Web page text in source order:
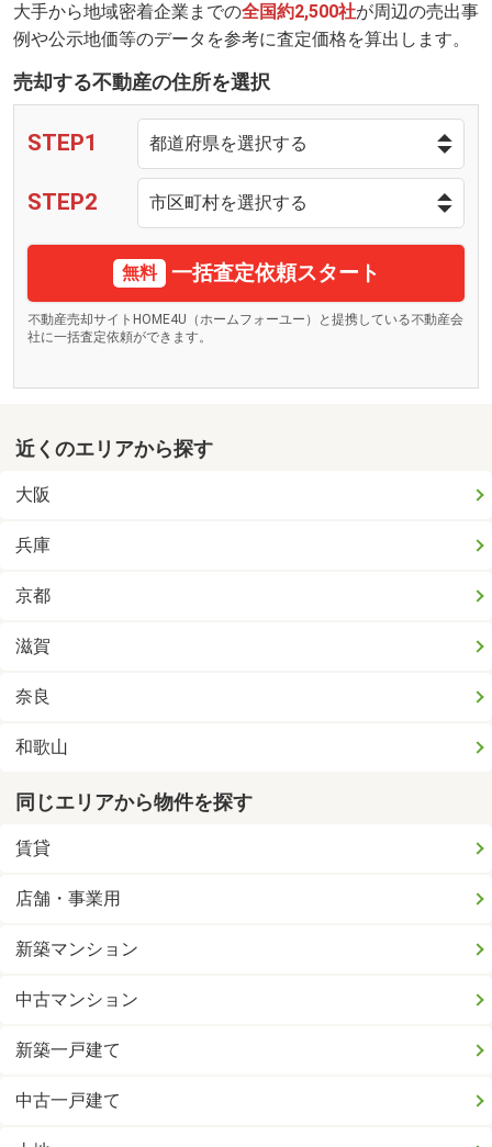
大手から地域密着企業までの全国約2,500社が周辺の売出事
例や公示地価等のデータを参考に査定価格を算出します。
売却する不動産の住所を選択
STEP1
STEP2
無料 一括査定依頼スタート
不動産売却サイトHOME4U（ホームフォーユー）と提携している不動産会
社に一括査定依頼ができます。
近くのエリアから探す
大阪
兵庫
京都
滋賀
奈良
和歌山
同じエリアから物件を探す
賃貸
店舗・事業用
新築マンション
中古マンション
新築一戸建て
中古一戸建て